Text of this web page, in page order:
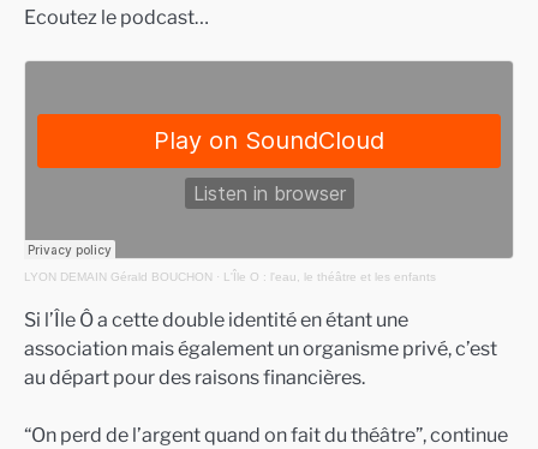
Ecoutez le podcast…
LYON DEMAIN Gérald BOUCHON · L'Île O : l'eau, le théâtre et les enfants
Si l’Île Ô a cette double identité en étant une
association mais également un organisme privé, c’est
au départ pour des raisons financières.
“On perd de l’argent quand on fait du théâtre”, continue